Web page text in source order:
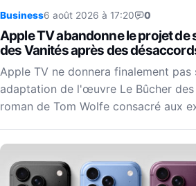
Business6 août 2026 à 17:20 0
Apple TV abandonne le projet de
des Vanités après des
Apple TV ne donnera finalement pas
adaptation de l'œuvre Le Bûcher des
roman de Tom Wolfe consacré aux